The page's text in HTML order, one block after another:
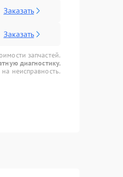
Заказать
Заказать
запчастей.
диагностику.
неисправность.